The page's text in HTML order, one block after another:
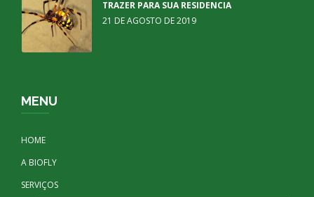
TRAZER PARA SUA RESIDENCIA
21 DE AGOSTO DE 2019
MENU
HOME
A BIOFLY
SERVIÇOS